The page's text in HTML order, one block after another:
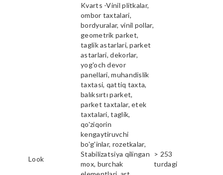
Look
Kvarts -Vinil plitkalar,
ombor taxtalari,
bordyuralar, vinil pollar,
geometrik parket,
taglik astarlari, parket
astarlari, dekorlar,
yog'och devor
panellari, muhandislik
taxtasi, qattiq taxta,
balıksırtı parket,
parket taxtalar, etek
taxtalari, taglik,
qo'ziqorin
kengaytiruvchi
bo'g'inlar, rozetkalar,
Stabilizatsiya qilingan
mox, burchak
> 253
turdagi